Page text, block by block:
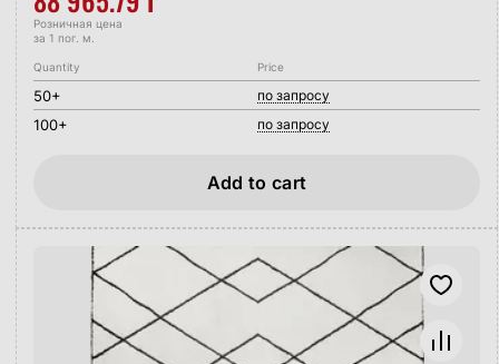
Розничная цена
за 1 пог. м.
Quantity
50+
100+
Price
по запросу
по запросу
Add to cart